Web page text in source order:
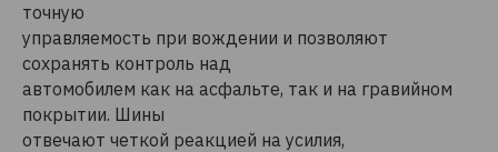
точную
управляемость при вождении и позволяют
сохранять контроль над
автомобилем как на асфальте, так и на гравийном
покрытии. Шины
отвечают четкой реакцией на усилия,